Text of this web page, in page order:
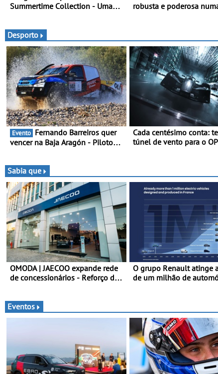
Summertime Collection - Uma
momentos culturais da época de
verão britânica
robusta e poderosa
allroad
Desporto
Evento
vencer na Baja Aragón - Piloto
Cada centésimo conta:
túnel de vento para o
afinação do veículo
Sabia que
OMODA | JAECOO expande rede
de concessionários - Reforço da
O grupo Renault atinge
de um milhão de
Eventos